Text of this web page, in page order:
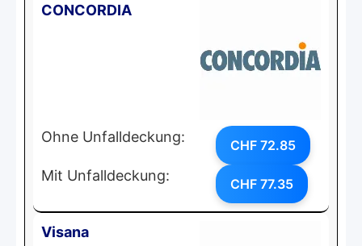
CONCORDIA
Ohne Unfalldeckung: CHF 72.85
Mit Unfalldeckung: CHF 77.35
Visana